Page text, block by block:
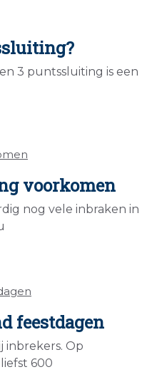
3 puntssluiting is een
voorkomen
nog vele inbraken in
feestdagen
inbrekers. Op
600